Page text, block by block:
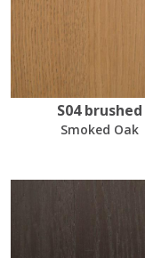
S04 brushed
Smoked Oak